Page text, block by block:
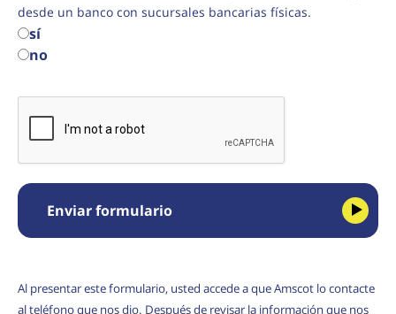
desde un banco con sucursales bancarias físicas.
sí
no
Enviar formulario
Al presentar este formulario, usted accede a que Amscot lo contacte
al teléfono que nos dio. Después de revisar la información que nos